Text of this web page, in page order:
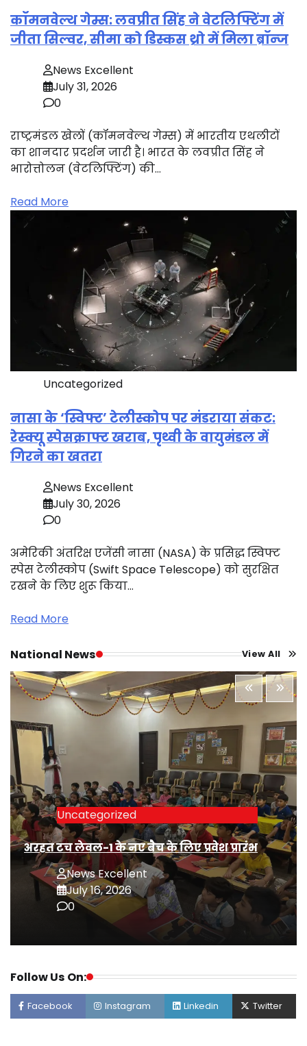
कॉमनवेल्थ गेम्स: लवप्रीत सिंह ने वेटलिफ्टिंग में
जीता सिल्वर, सीमा को डिस्कस थ्रो में मिला ब्रॉन्ज
News Excellent
July 31, 2026
0
राष्ट्रमंडल खेलों (कॉमनवेल्थ गेम्स) में भारतीय एथलीटों
का शानदार प्रदर्शन जारी है। भारत के लवप्रीत सिंह ने
भारोत्तोलन (वेटलिफ्टिंग) की…
Read More
Uncategorized
नासा के ‘स्विफ्ट’ टेलीस्कोप पर मंडराया संकट:
रेस्क्यू स्पेसक्राफ्ट खराब, पृथ्वी के वायुमंडल में
गिरने का खतरा
News Excellent
July 30, 2026
0
अमेरिकी अंतरिक्ष एजेंसी नासा (NASA) के प्रसिद्ध स्विफ्ट
स्पेस टेलीस्कोप (Swift Space Telescope) को सुरक्षित
रखने के लिए शुरू किया…
Read More
National News View All
Uncategorized
अरहत टच लेवल-1 के नए बैच के लिए प्रवेश प्रारंभ
News Excellent
July 16, 2026
0
Follow Us On:
Facebook Instagram Linkedin Twitter